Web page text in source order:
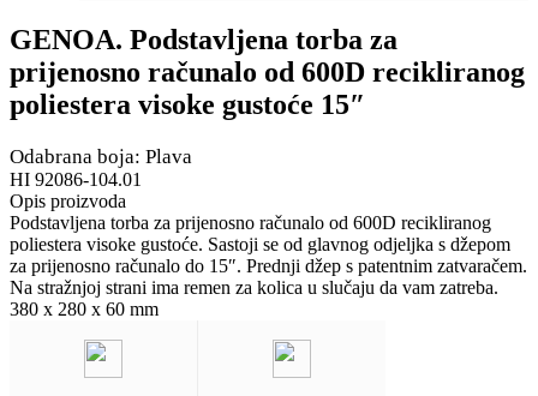
GENOA. Podstavljena torba za
prijenosno računalo od 600D recikliranog
poliestera visoke gustoće 15″
Odabrana boja: Plava
HI 92086-104.01
Opis proizvoda
Podstavljena torba za prijenosno računalo od 600D recikliranog
poliestera visoke gustoće. Sastoji se od glavnog odjeljka s džepom
za prijenosno računalo do 15″. Prednji džep s patentnim zatvaračem.
Na stražnjoj strani ima remen za kolica u slučaju da vam zatreba.
380 x 280 x 60 mm